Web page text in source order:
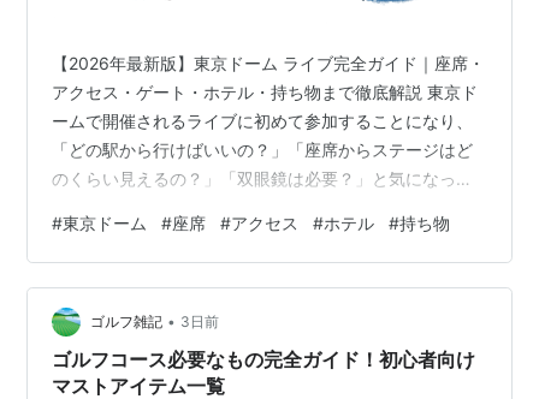
【2026年最新版】東京ドーム ライブ完全ガイド｜座席・
アクセス・ゲート・ホテル・持ち物まで徹底解説 東京ド
ームで開催されるライブに初めて参加することになり、
「どの駅から行けばいいの？」「座席からステージはど
のくらい見えるの？」「双眼鏡は必要？」と気になって
本を代表するライブ会場の一つです。毎年、人気アーテ
ィストや海外アーティストの大型公演が数多く開催さ
れ、全国から多くのファンが訪れます。 そのため、ライ
ブ当日は周辺の駅や会場内が非常に混雑することも珍し
くありません。 しかし、事前に会場の特徴やアクセス方
法、座席の種類などを知っておけば、当日…
#東京ドーム #座席 #アクセス #ホテル #持ち物
ゴルフ雑記 • 3日前
ゴルフコース必要なもの完全ガイド！初心者向け
マストアイテム一覧